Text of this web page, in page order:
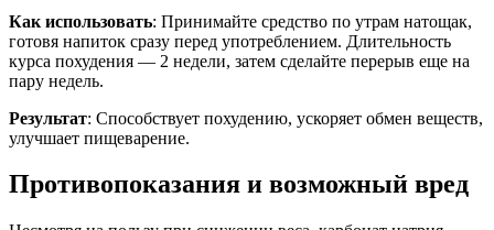
Как использовать: Принимайте средство по утрам натощак,
готовя напиток сразу перед употреблением. Длительность
курса похудения — 2 недели, затем сделайте перерыв еще на
пару недель.
Результат: Способствует похудению, ускоряет обмен веществ,
улучшает пищеварение.
Противопоказания и возможный вред